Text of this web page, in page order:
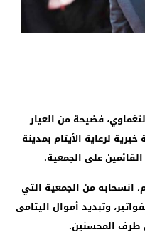
فضيحة من العيار
لرعاية الأيتام بمدينة
على الجمعية.
انسحابه من الجمعية التي
وتبديد أموال اليتامى
طرف المحسنين.